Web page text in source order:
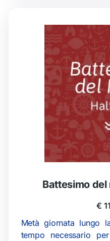
Battesimo del
€
Metà giornata lungo
tempo necessario